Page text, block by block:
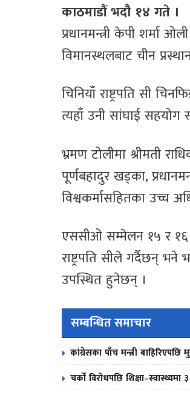
काठमाडौं भदौ १४ गते ।
प्रधानमन्त्री केपी शर्मा
विमानस्थलबाट चीन
चिनियाँ राष्ट्रपति सी
त्यहाँ उनी सांघाई
भ्रमण टोलीमा श्रीमती
पूर्णबहादुर खड्का,
विश्वकर्मासहितका उच्च
एससीओ सम्मेलन १५ र १६
राष्ट्रपति सीले गर्दैछन् भने
उपस्थित हुनेछन् ।
सम्बन्धित समाचार
कांग्रेसका पाँच मन्त्री
चर्को विरोधपछि